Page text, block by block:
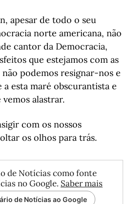
apesar de todo o seu
norte americana, não
cantor da Democracia,
que estejamos com as
não podemos resignar-nos e
a esta maré obscurantista e
alastrar.
com os nossos
os olhos para trás.
de Notícias como fonte
no Google. Saber mais
de Notícias ao Google